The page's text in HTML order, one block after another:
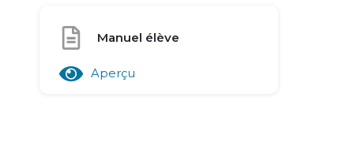
Manuel élève
Aperçu